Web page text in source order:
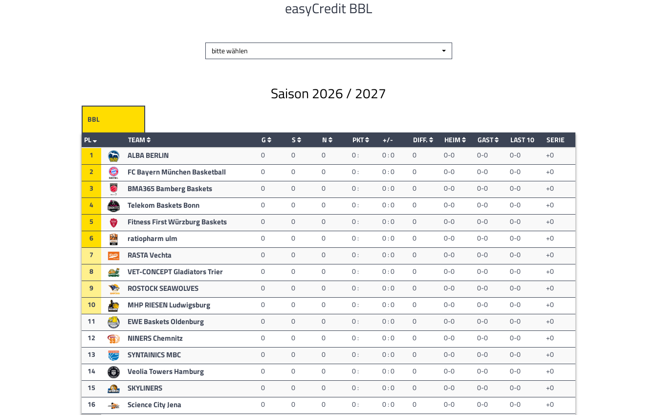
easyCredit BBL
bitte wählen
Saison 2026 / 2027
BBL
PL
TEAM G S N PKT +/- DIFF. HEIM GAST LAST 10
SERIE
1
ALBA BERLIN 0 0 0 0 : 0 : 0 0 0-0 0-0 0-0
+0
2
FC Bayern München Basketball 0 0 0 0 : 0 : 0 0 0-0 0-0 0-0
+0
3
BMA365 Bamberg Baskets 0 0 0 0 : 0 : 0 0 0-0 0-0 0-0
+0
4
Telekom Baskets Bonn 0 0 0 0 : 0 : 0 0 0-0 0-0 0-0
+0
5
Fitness First Würzburg Baskets 0 0 0 0 : 0 : 0 0 0-0 0-0 0-0
+0
6
ratiopharm ulm 0 0 0 0 : 0 : 0 0 0-0 0-0 0-0
+0
7
RASTA Vechta 0 0 0 0 : 0 : 0 0 0-0 0-0 0-0
+0
8
VET-CONCEPT Gladiators Trier 0 0 0 0 : 0 : 0 0 0-0 0-0 0-0
+0
9
ROSTOCK SEAWOLVES 0 0 0 0 : 0 : 0 0 0-0 0-0 0-0
+0
10
MHP RIESEN Ludwigsburg 0 0 0 0 : 0 : 0 0 0-0 0-0 0-0
+0
11
EWE Baskets Oldenburg 0 0 0 0 : 0 : 0 0 0-0 0-0 0-0
+0
12
NINERS Chemnitz 0 0 0 0 : 0 : 0 0 0-0 0-0 0-0
+0
13
SYNTAINICS MBC 0 0 0 0 : 0 : 0 0 0-0 0-0 0-0
+0
14
Veolia Towers Hamburg 0 0 0 0 : 0 : 0 0 0-0 0-0 0-0
+0
15
SKYLINERS 0 0 0 0 : 0 : 0 0 0-0 0-0 0-0
+0
16
Science City Jena 0 0 0 0 : 0 : 0 0 0-0 0-0 0-0
+0